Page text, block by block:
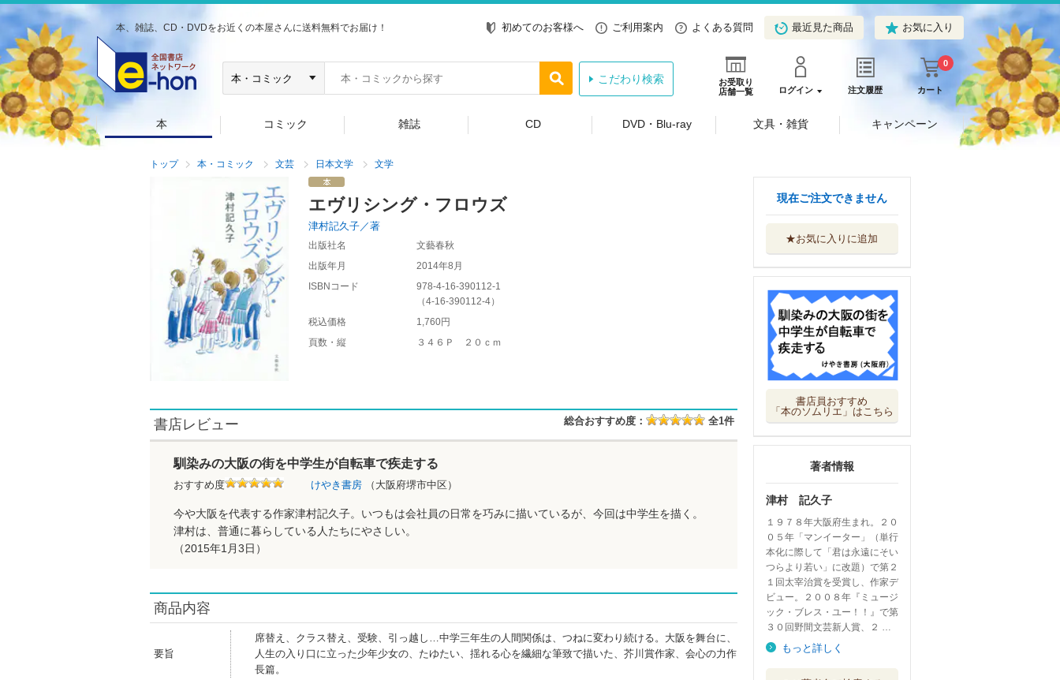
本、雑誌、CD・DVDをお近くの本屋さんに送料無料でお届け！ 初めてのお客様へ ご利用案内 よくある質問 最近見た商品 お気に入り
お受取り
店舗一覧
ログイン 注文履歴 カート
0
こだわり検索
本 コミック 雑誌 CD DVD・Blu-ray 文具・雑貨 キャンペーン
トップ 本・コミック 文芸 日本文学 文学
エヴリシング・フロウズ
津村記久子／著
出版社名
文藝春秋
出版年月
2014年8月
ISBNコード
978-4-16-390112-1
（4-16-390112-4）
税込価格
1,760円
頁数・縦
３４６Ｐ ２０ｃｍ
書店レビュー 総合おすすめ度： 全1件
馴染みの大阪の街を中学生が自転車で疾走する
おすすめ度 けやき書房 （大阪府堺市中区）
今や大阪を代表する作家津村記久子。いつもは会社員の日常を巧みに描いているが、今回は中学生を描く。
津村は、普通に暮らしている人たちにやさしい。
（2015年1月3日）
商品内容
要旨
席替え、クラス替え、受験、引っ越し…中学三年生の人間関係は、つねに変わり続ける。大阪を舞台に、
人生の入り口に立った少年少女の、たゆたい、揺れる心を繊細な筆致で描いた、芥川賞作家、会心の力作
長篇。
現在ご注文できません
★お気に入りに追加
書店員おすすめ
「本のソムリエ」はこちら
著者情報
津村 記久子
１９７８年大阪府生まれ。２０
０５年「マンイーター」（単行
本化に際して「君は永遠にそい
つらより若い」に改題）で第２
１回太宰治賞を受賞し、作家デ
ビュー。２００８年『ミュージ
ック・ブレス・ユー！！』で第
３０回野間文芸新人賞、２ …
もっと詳しく